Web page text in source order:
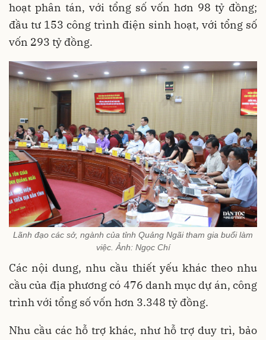
hoạt phân tán, với tổng số vốn hơn 98 tỷ đồng;
đầu tư 153 công trình điện sinh hoạt, với tổng số
vốn 293 tỷ đồng.
Lãnh đạo các sở, ngành của tỉnh Quảng Ngãi tham gia buổi làm
việc. Ảnh: Ngọc Chí
Các nội dung, nhu cầu thiết yếu khác theo nhu
cầu của địa phương có 476 danh mục dự án, công
trình với tổng số vốn hơn 3.348 tỷ đồng.
Nhu cầu các hỗ trợ khác, như hỗ trợ duy trì, bảo